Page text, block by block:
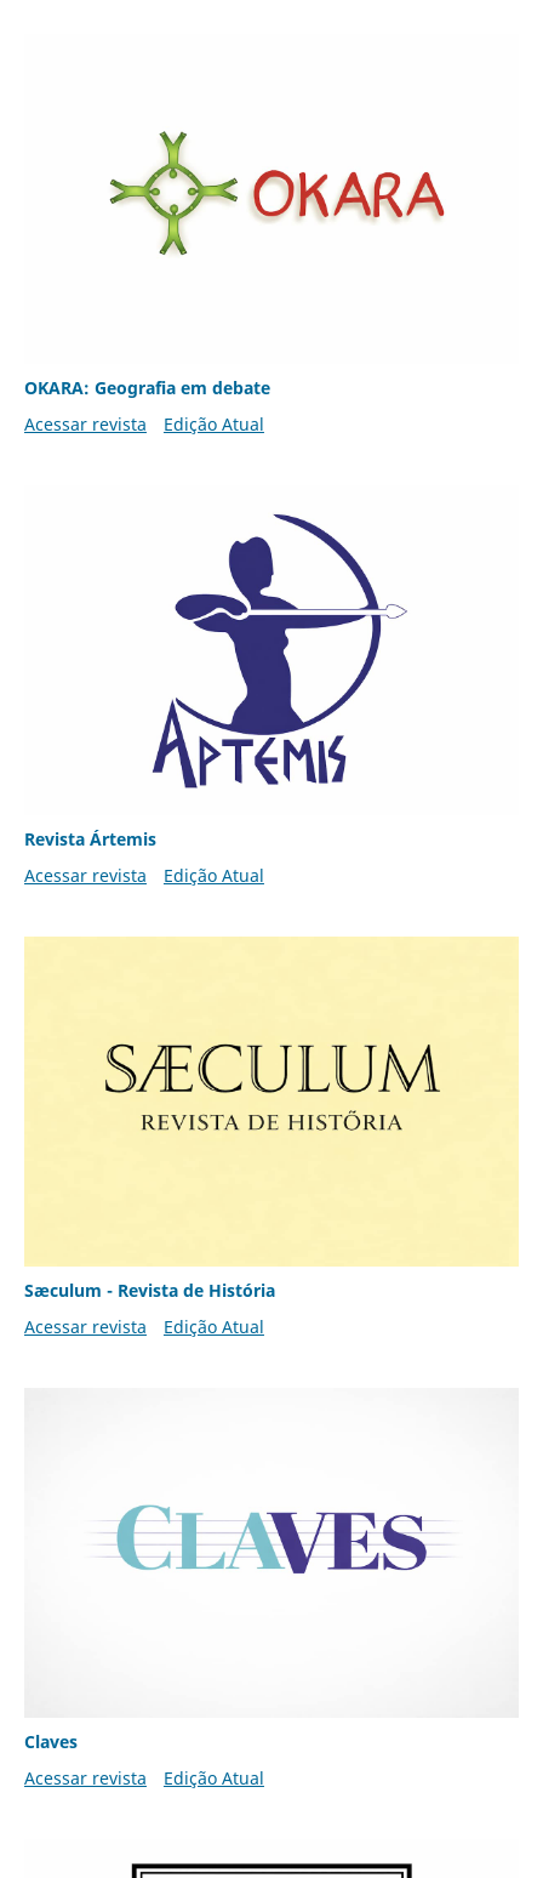
OKARA: Geografia em debate
Acessar revista
Edição Atual
Revista Ártemis
Acessar revista
Edição Atual
Sæculum - Revista de História
Acessar revista
Edição Atual
Claves
Acessar revista
Edição Atual